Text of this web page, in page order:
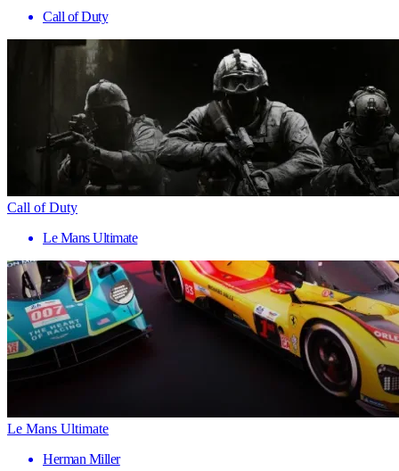
Call of Duty
Call of Duty
Le Mans Ultimate
Le Mans Ultimate
Herman Miller